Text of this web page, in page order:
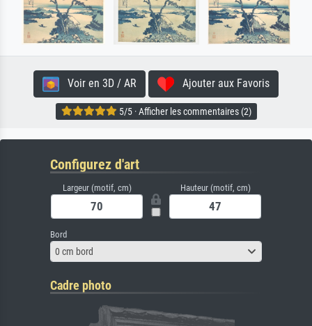
Voir en 3D / AR Ajouter aux Favoris
5/5 · Afficher les commentaires (2)
Configurez d'art
Largeur (motif, cm) Hauteur (motif, cm)
Bord
0 cm bord
Cadre photo